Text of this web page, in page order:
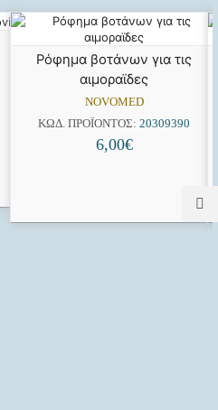
Ρόφημα βοτάνων για τις
αιμοραϊδες
NOVOMED
ΚΩΔ. ΠΡΟΪΌΝΤΟΣ: 20309390
6,00€